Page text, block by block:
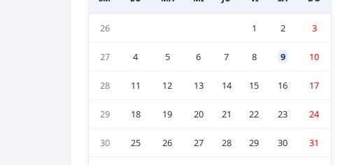
26 1 2 3
27 4 5 6 7 8 9 10
28 11 12 13 14 15 16 17
29 18 19 20 21 22 23 24
30 25 26 27 28 29 30 31